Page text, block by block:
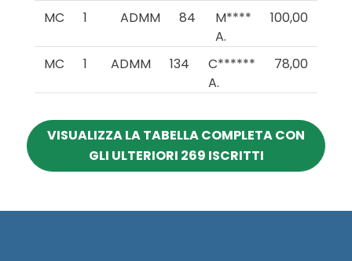
MC 1 ADMM 84
M****
A.
100,00
MC 1 ADMM 134
C******
A.
78,00
VISUALIZZA LA TABELLA COMPLETA CON
GLI ULTERIORI 269 ISCRITTI